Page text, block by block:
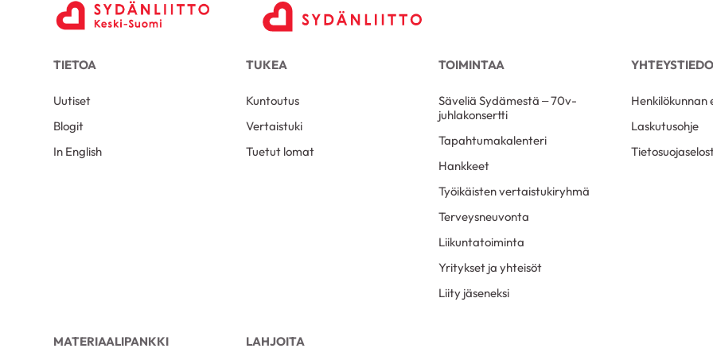
TIETOA
Uutiset
Blogit
In English
TUKEA
Kuntoutus
Vertaistuki
Tuetut lomat
TOIMINTAA
Säveliä Sydämestä – 70v-
juhlakonsertti
Tapahtumakalenteri
Hankkeet
Työikäisten vertaistukiryhmä
Terveysneuvonta
Liikuntatoiminta
Yritykset ja yhteisöt
Liity jäseneksi
Henkilökunnan
Laskutusohje
MATERIAALIPANKKI LAHJOITA